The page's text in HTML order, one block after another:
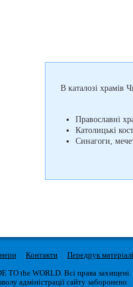
В каталозі храмів
Православні
Католицькі
Синагоги,
Контакти
Передрук
TO the WORLD. Всі права захищені.
адміністрації сайту заборонено.